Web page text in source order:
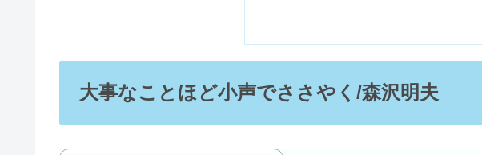
大事なことほど小声でささやく/森沢明夫